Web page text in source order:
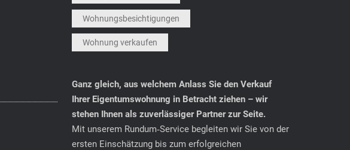
Wohnungsbesichtigungen
Wohnung verkaufen
Ganz gleich, aus welchem Anlass Sie den Verkauf
Ihrer Eigentumswohnung in Betracht ziehen – wir
stehen Ihnen als zuverlässiger Partner zur Seite.
Mit unserem Rundum‑Service begleiten wir Sie von der
ersten Einschätzung bis zum erfolgreichen